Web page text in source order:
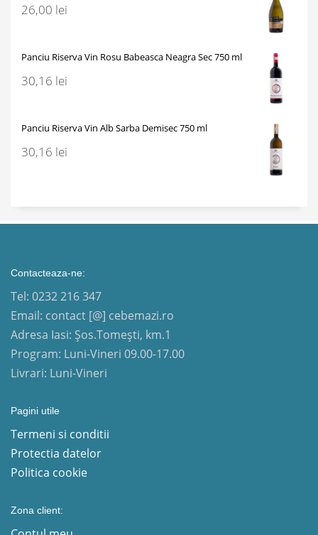
26,00 lei
Panciu Riserva Vin Rosu Babeasca Neagra Sec 750 ml
30,16 lei
Panciu Riserva Vin Alb Sarba Demisec 750 ml
30,16 lei
Contacteaza-ne:
Tel: 0232 216 347
Email: contact [@] cebemazi.ro
Adresa Iasi: Șos.Tomești, km.1
Program: Luni-Vineri 09.00-17.00
Livrari: Luni-Vineri
Pagini utile
Termeni si conditii
Protectia datelor
Politica cookie
Zona client: